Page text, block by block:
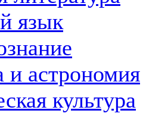
язык
и астрономия
культура